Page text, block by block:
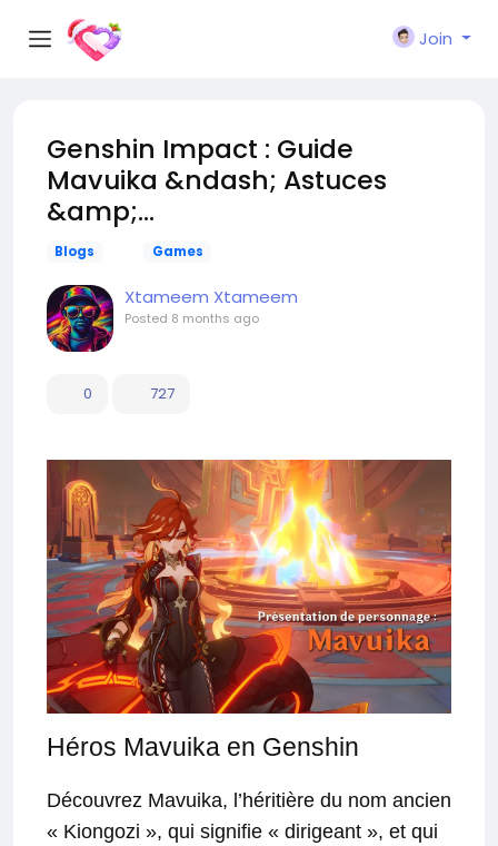
Join
Genshin Impact : Guide
Mavuika &ndash; Astuces
&amp;...
Blogs Games
Xtameem Xtameem
Posted 8 months ago
0 727
Héros Mavuika en Genshin
Découvrez Mavuika, l’héritière du nom ancien
« Kiongozi », qui signifie « dirigeant », et qui